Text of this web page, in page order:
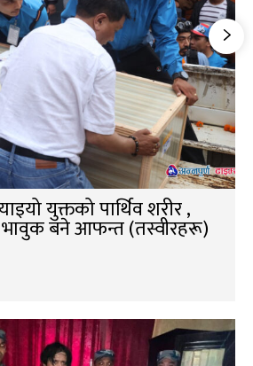
युक्तको पार्थिव शरीर ,
भावुक बने आफन्त (तस्वीरहरू)